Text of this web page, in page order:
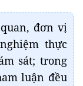
đơn vị
thực
sát; trong
luận đều